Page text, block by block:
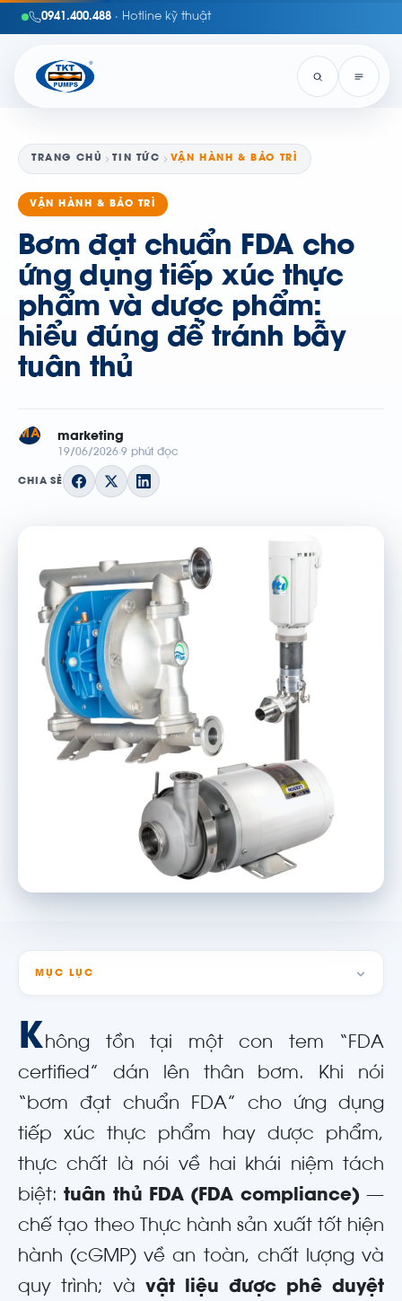
0941.400.488 · Hotline kỹ thuật
TRANG CHỦ TIN TỨC VẬN HÀNH & BẢO TRÌ
VẬN HÀNH & BẢO TRÌ
Bơm đạt chuẩn FDA cho
ứng dụng tiếp xúc thực
phẩm và dược phẩm:
hiểu đúng để tránh bẫy
tuân thủ
MA marketing
19/06/2026 9 phút đọc
CHIA SẺ
MỤC LỤC
Không tồn tại một con tem “FDA
certified” dán lên thân bơm. Khi nói
“bơm đạt chuẩn FDA” cho ứng dụng
tiếp xúc thực phẩm hay dược phẩm,
thực chất là nói về hai khái niệm tách
biệt:tuân thủ FDA (FDA compliance)—
chế tạo theo Thực hành sản xuất tốt hiện
hành (cGMP) về an toàn, chất lượng và
quy trình; và vật liệu được phê duyệt